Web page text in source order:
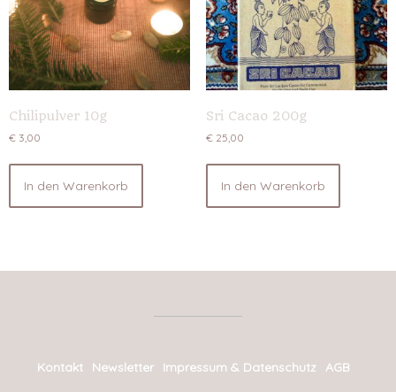
Chilipulver 10g
€ 3,00
In den Warenkorb
Sri Cacao 200g
€ 25,00
In den Warenkorb
Kontakt Newsletter Impressum & Datenschutz AGB